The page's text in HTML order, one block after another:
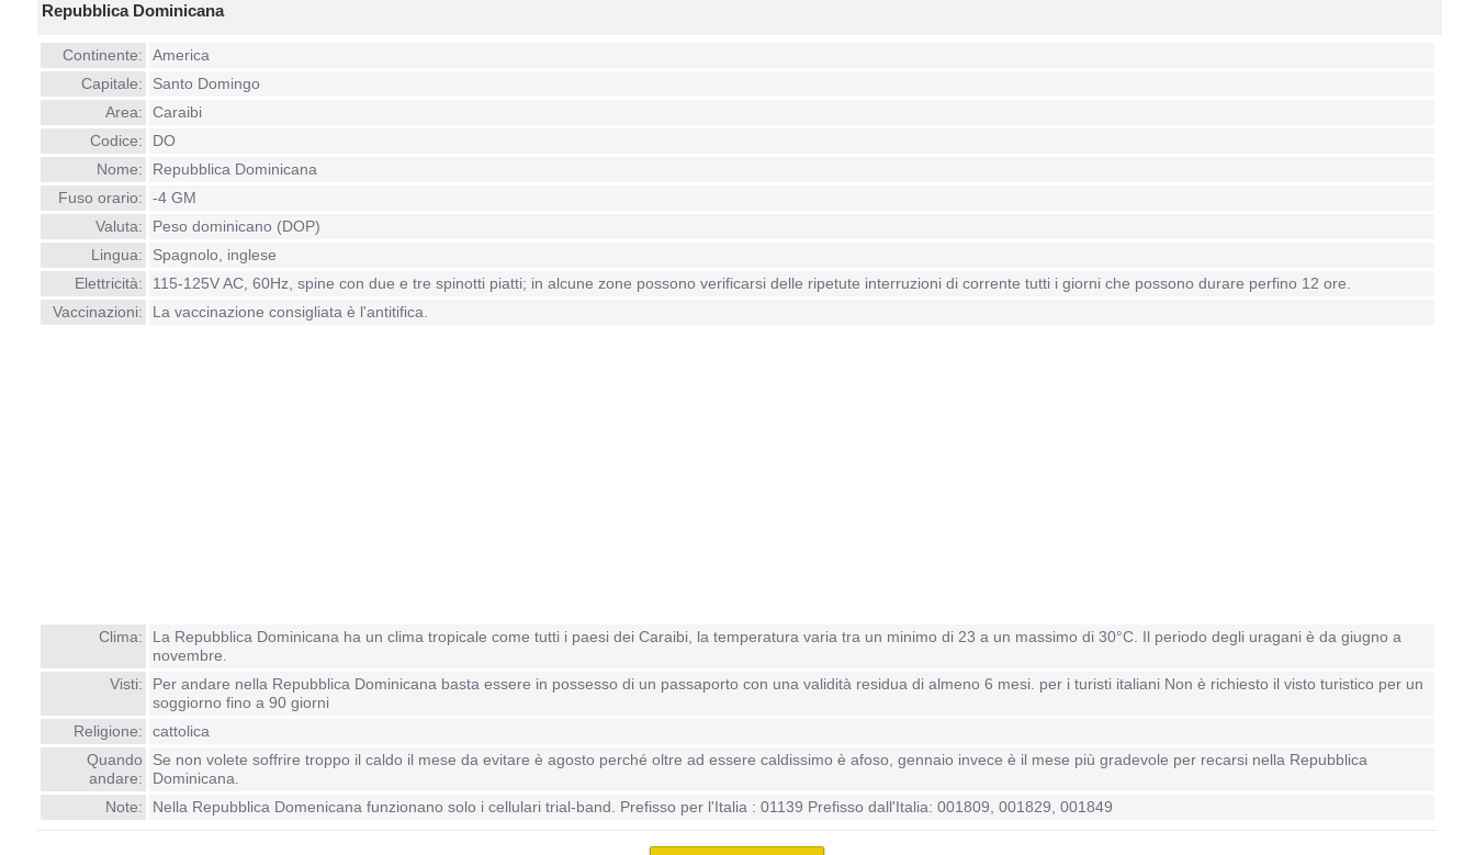
Repubblica Dominicana
Continente:
America
Capitale:
Santo Domingo
Area:
Caraibi
Codice:
DO
Nome:
Repubblica Dominicana
Fuso orario:
-4 GM
Valuta:
Peso dominicano (DOP)
Lingua:
Spagnolo, inglese
Elettricità:
115-125V AC, 60Hz, spine con due e tre spinotti piatti; in alcune zone possono verificarsi delle ripetute interruzioni di corrente tutti i giorni che possono durare perfino 12 ore.
Vaccinazioni:
La vaccinazione consigliata è l'antitifica.
Clima:
La Repubblica Dominicana ha un clima tropicale come tutti i paesi dei Caraibi, la temperatura varia tra un minimo di 23 a un massimo di 30°C. Il periodo degli uragani è da giugno a
novembre.
Visti:
Per andare nella Repubblica Dominicana basta essere in possesso di un passaporto con una validità residua di almeno 6 mesi. per i turisti italiani Non è richiesto il visto turistico per un
soggiorno fino a 90 giorni
Religione:
cattolica
Quando
andare:
Se non volete soffrire troppo il caldo il mese da evitare è agosto perché oltre ad essere caldissimo è afoso, gennaio invece è il mese più gradevole per recarsi nella Repubblica
Dominicana.
Note:
Nella Repubblica Domenicana funzionano solo i cellulari trial-band. Prefisso per l'Italia : 01139 Prefisso dall'Italia: 001809, 001829, 001849